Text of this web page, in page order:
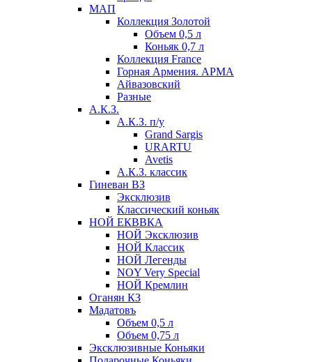
МАП
Коллекция Золотой
Объем 0,5 л
Коньяк 0,7 л
Коллекция France
Горная Армения. АРМА
Айвазовский
Разные
А.К.З.
А.К.З. п/у
Grand Sargis
URARTU
Avetis
А.К.З. классик
Гиневан ВЗ
Эксклюзив
Классический коньяк
НОЙ ЕКВВКА
НОЙ Эксклюзив
НОЙ Классик
НОЙ Легенды
NOY Very Speсial
НОЙ Кремлин
Оганян КЗ
Мадатовъ
Объем 0,5 л
Объем 0,75 л
Эксклюзивные Коньяки